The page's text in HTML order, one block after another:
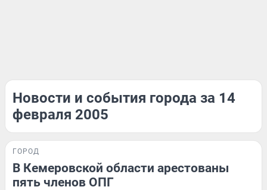
Новости и события города за 14
февраля 2005
ГОРОД
В Кемеровской области арестованы
пять членов ОПГ